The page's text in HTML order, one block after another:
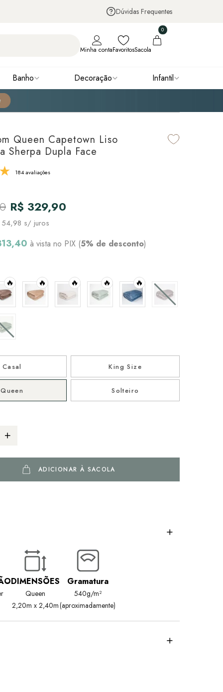
Dúvidas Frequentes
Minha contaFavoritosSacola
0
Banho Decoração Infantil
Queen Capetown Liso
Sherpa Dupla Face
184 avaliações
R$ 329,90
54,98 s/ juros
à vista no PIX (5% de desconto)
Casal King Size
Queen Solteiro
🔥 🔥 🔥 🔥 🔥
ADICIONAR À SACOLA
DIMENSÕES
Queen
2,20m x 2,40m
Gramatura
540g/m²
(aproximadamente)